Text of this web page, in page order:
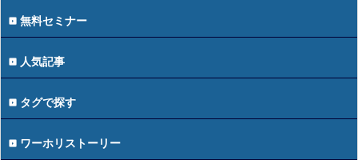
無料セミナー
人気記事
タグで探す
ワーホリストーリー